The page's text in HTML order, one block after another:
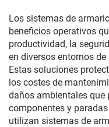
Los sistemas de
beneficios operativos
productividad, la
en diversos entornos
Estas soluciones
los costes de
daños ambientales
componentes y
utilizan sistemas de